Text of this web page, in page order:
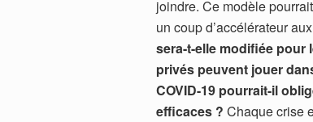
joindre. Ce modèle
un coup d’accélérateur
sera-t-elle modifiée pour
privés peuvent jouer
COVID-19 pourrait-il
efficaces ? Chaque crise